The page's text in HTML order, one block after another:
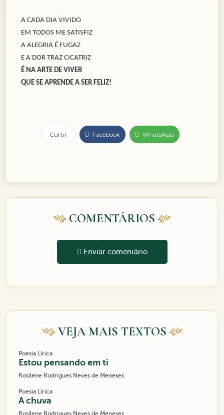
A CADA DIA VIVIDO
EM TODOS ME SATISFIZ
A ALEGRIA É FUGAZ
E A DOR TRAZ CICATRIZ
É NA ARTE DE VIVER
QUE SE APRENDE A SER FELIZ!
Curtir Facebook WhatsApp
COMENTÁRIOS
Enviar comentário
VEJA MAIS TEXTOS
Poesia Lírica
Estou pensando em ti
Rosilene Rodrigues Neves de Meneses
Poesia Lírica
A chuva